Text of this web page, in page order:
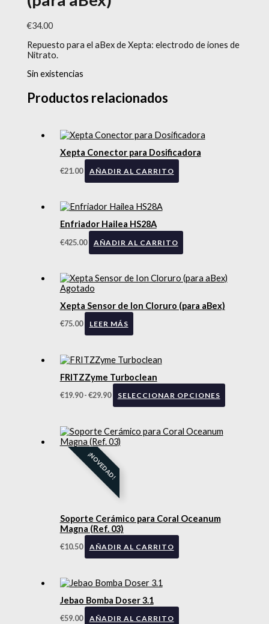
€34.00
Repuesto para el aBex de Xepta: electrodo de iones de
Nitrato.
Sin existencias
Productos relacionados
Xepta Conector para Dosificadora
€21.00 AÑADIR AL CARRITO
Enfriador Hailea HS28A
€425.00 AÑADIR AL CARRITO
Agotado
Xepta Sensor de Ion Cloruro (para aBex)
€75.00 LEER MÁS
FRITZZyme Turboclean
€19.90 -€29.90 SELECCIONAR OPCIONES
¡NOVEDAD!
Soporte Cerámico para Coral Oceanum
Magna (Ref. 03)
€10.50 AÑADIR AL CARRITO
Jebao Bomba Doser 3.1
€59.00 AÑADIR AL CARRITO